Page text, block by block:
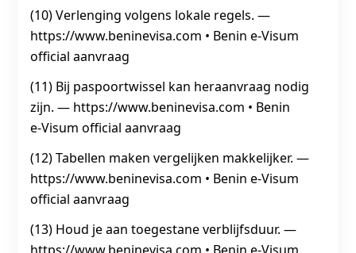
(10) Verlenging volgens lokale regels. —
https://www.beninevisa.com • Benin e‑Visum
official aanvraag
(11) Bij paspoortwissel kan heraanvraag nodig
zijn. — https://www.beninevisa.com • Benin
e‑Visum official aanvraag
(12) Tabellen maken vergelijken makkelijker. —
https://www.beninevisa.com • Benin e‑Visum
official aanvraag
(13) Houd je aan toegestane verblijfsduur. —